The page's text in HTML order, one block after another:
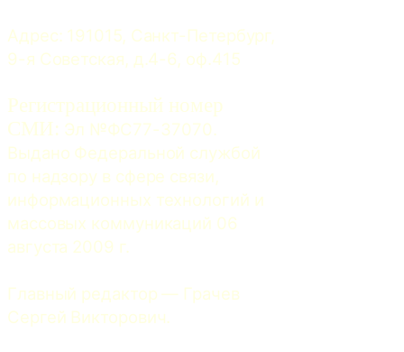
Адрес: 191015, Санкт-Петербург,
9-я Советская, д.4-6, оф.415
Регистрационный номер
СМИ: Эл №ФС77-37070.
Выдано Федеральной службой
по надзору в сфере связи,
информационных технологий и
массовых коммуникаций 06
августа 2009 г.
Главный редактор — Грачев
Сергей Викторович.